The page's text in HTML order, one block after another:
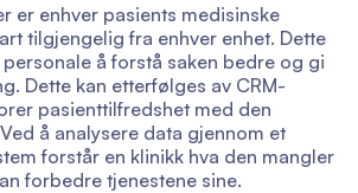
er enhver pasients medisinske
tilgjengelig fra enhver enhet. Dette
å forstå saken bedre og gi
Dette kan etterfølges av CRM-
pasienttilfredshet med den
å analysere data gjennom et
forstår en klinikk hva den mangler
forbedre tjenestene sine.